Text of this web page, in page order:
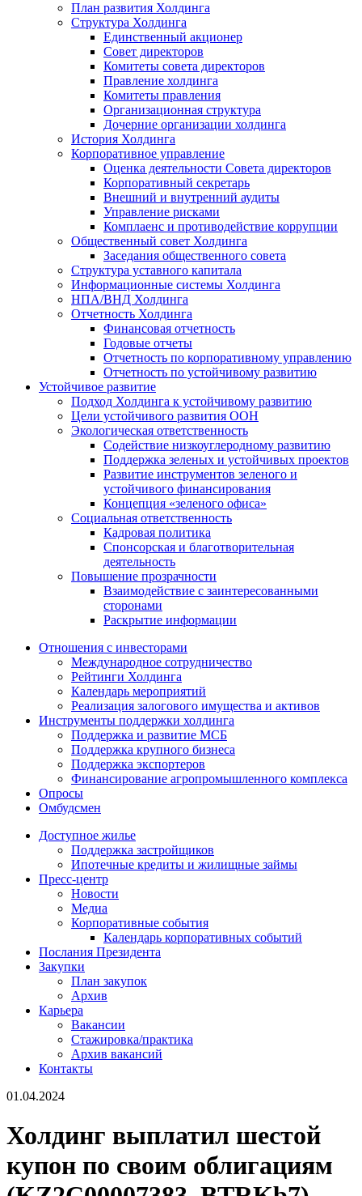
План развития Холдинга
Структура Холдинга
Единственный акционер
Совет директоров
Комитеты совета директоров
Правление холдинга
Комитеты правления
Организационная структура
Дочерние организации холдинга
История Холдинга
Корпоративное управление
Оценка деятельности Совета директоров
Корпоративный секретарь
Внешний и внутренний аудиты
Управление рисками
Комплаенс и противодействие коррупции
Общественный совет Холдинга
Заседания общественного совета
Структура уставного капитала
Информационные системы Холдинга
НПА/ВНД Холдинга
Отчетность Холдинга
Финансовая отчетность
Годовые отчеты
Отчетность по корпоративному управлению
Отчетность по устойчивому развитию
Устойчивое развитие
Подход Холдинга к устойчивому развитию
Цели устойчивого развития ООН
Экологическая ответственность
Содействие низкоуглеродному развитию
Поддержка зеленых и устойчивых проектов
Развитие инструментов зеленого и
устойчивого финансирования
Концепция «зеленого офиса»
Социальная ответственность
Кадровая политика
Спонсорская и благотворительная
деятельность
Повышение прозрачности
Взаимодействие с заинтересованными
сторонами
Раскрытие информации
Отношения с инвесторами
Международное сотрудничество
Рейтинги Холдинга
Календарь мероприятий
Реализация залогового имущества и активов
Инструменты поддержки холдинга
Поддержка и развитие МСБ
Поддержка крупного бизнеса
Поддержка экспортеров
Финансирование агропромышленного комплекса
Опросы
Омбудсмен
Доступное жилье
Поддержка застройщиков
Ипотечные кредиты и жилищные займы
Пресс-центр
Новости
Медиа
Корпоративные события
Календарь корпоративных событий
Послания Президента
Закупки
План закупок
Архив
Карьера
Вакансии
Стажировка/практика
Архив вакансий
Контакты
01.04.2024
Холдинг выплатил шестой
купон по своим облигациям